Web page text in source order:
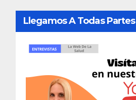
Llegamos A Todas Partes